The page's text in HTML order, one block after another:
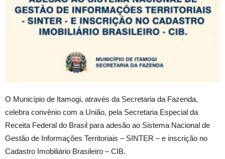
O Município de Itamogi, através da Secretaria da Fazenda,
celebra convênio com a União, pela Secretaria Especial da
Receita Federal do Brasil para adesão ao Sistema Nacional de
Gestão de Informações Territoriais – SINTER – e inscrição no
Cadastro Imobiliário Brasileiro – CIB.